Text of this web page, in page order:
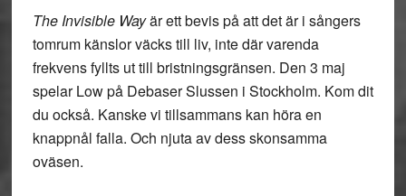
The Invisible Wayär ett bevis på att det är i sångers
tomrum känslor väcks till liv, inte där varenda
frekvens fyllts ut till bristningsgränsen. Den 3 maj
spelar Low på Debaser Slussen i Stockholm. Kom dit
du också. Kanske vi tillsammans kan höra en
knappnål falla. Och njuta av dess skonsamma
oväsen.